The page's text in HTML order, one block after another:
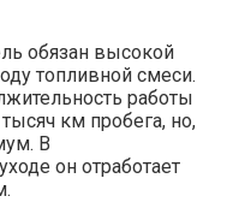
обязан высокой
топливной смеси.
работы
км пробега, но,
В
он отработает